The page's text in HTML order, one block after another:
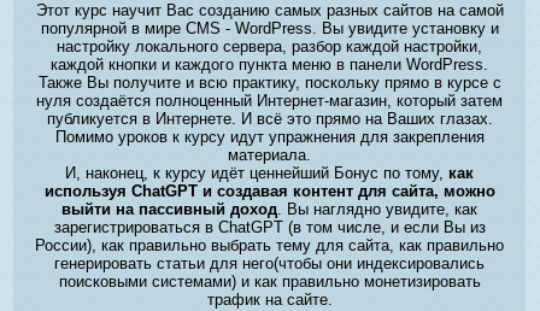
Этот курс научит Вас созданию самых разных сайтов на самой
популярной в мире CMS - WordPress. Вы увидите установку и
настройку локального сервера, разбор каждой настройки,
каждой кнопки и каждого пункта меню в панели WordPress.
Также Вы получите и всю практику, поскольку прямо в курсе с
нуля создаётся полноценный Интернет-магазин, который затем
публикуется в Интернете. И всё это прямо на Ваших глазах.
Помимо уроков к курсу идут упражнения для закрепления
материала.
И, наконец, к курсу идёт ценнейший Бонус по тому,как
используя ChatGPT и создавая контент для сайта, можно
выйти на пассивный доход. Вы наглядно увидите, как
зарегистрироваться в ChatGPT (в том числе, и если Вы из
России), как правильно выбрать тему для сайта, как правильно
генерировать статьи для него(чтобы они индексировались
поисковыми системами) и как правильно монетизировать
трафик на сайте.